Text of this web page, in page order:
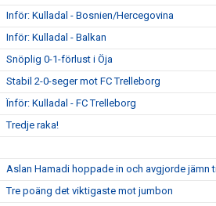
Inför: Kulladal - Bosnien/Hercegovina
Inför: Kulladal - Balkan
Snöplig 0-1-förlust i Öja
Stabil 2-0-seger mot FC Trelleborg
Ïnför: Kulladal - FC Trelleborg
Tredje raka!
Aslan Hamadi hoppade in och avgjorde jämn
Tre poäng det viktigaste mot jumbon